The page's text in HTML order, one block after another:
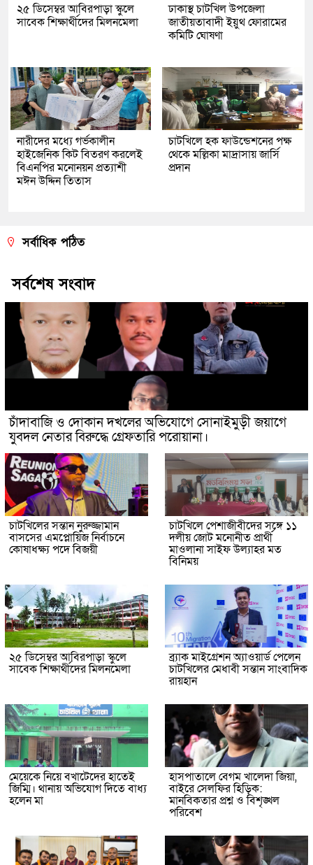
২৫ ডিসেম্বর আবিরপাড়া স্কুলে
সাবেক শিক্ষার্থীদের মিলনমেলা
ঢাকাস্থ চাটখিল উপজেলা
জাতীয়তাবাদী ইয়ুথ ফোরামের
কমিটি ঘোষণা
নারীদের মধ্যে গর্ভকালীন
হাইজেনিক কিট বিতরণ করলেই
বিএনপির মনোনয়ন প্রত্যাশী
মঈন উদ্দিন তিতাস
চাটখিলে হক ফাউন্ডেশনের পক্ষ
থেকে মল্লিকা মাদ্রাসায় জার্সি
প্রদান
সর্বাধিক পঠিত
সর্বশেষ সংবাদ
চাঁদাবাজি ও দোকান দখলের অভিযোগে সোনাইমুড়ী জয়াগে
যুবদল নেতার বিরুদ্ধে গ্রেফতারি পরোয়ানা।
চাটখিলের সন্তান নুরুজ্জামান
বাসসের এমপ্লোয়িজ নির্বাচনে
কোষাধক্ষ্য পদে বিজয়ী
চাটখিলে পেশাজীবীদের সঙ্গে ১১
দলীয় জোট মনোনীত প্রার্থী
মাওলানা সাইফ উল্যাহর মত
বিনিময়
২৫ ডিসেম্বর আবিরপাড়া স্কুলে
সাবেক শিক্ষার্থীদের মিলনমেলা
ব্র্যাক মাইগ্রেশন অ্যাওয়ার্ড পেলেন
চাটখিলের মেধাবী সন্তান সাংবাদিক
রায়হান
মেয়েকে নিয়ে বখাটেদের হাতেই
জিম্মি। থানায় অভিযোগ দিতে বাধ্য
হলেন মা
হাসপাতালে বেগম খালেদা জিয়া,
বাইরে সেলফির হিড়িক:
মানবিকতার প্রশ্ন ও বিশৃঙ্খল
পরিবেশ